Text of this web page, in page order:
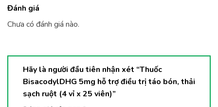
Đánh giá
Chưa có đánh giá nào.
Hãy là người đầu tiên nhận xét “Thuốc
BisacodylDHG 5mg hỗ trợ điều trị táo bón, thải
sạch ruột (4 vỉ x 25 viên)”